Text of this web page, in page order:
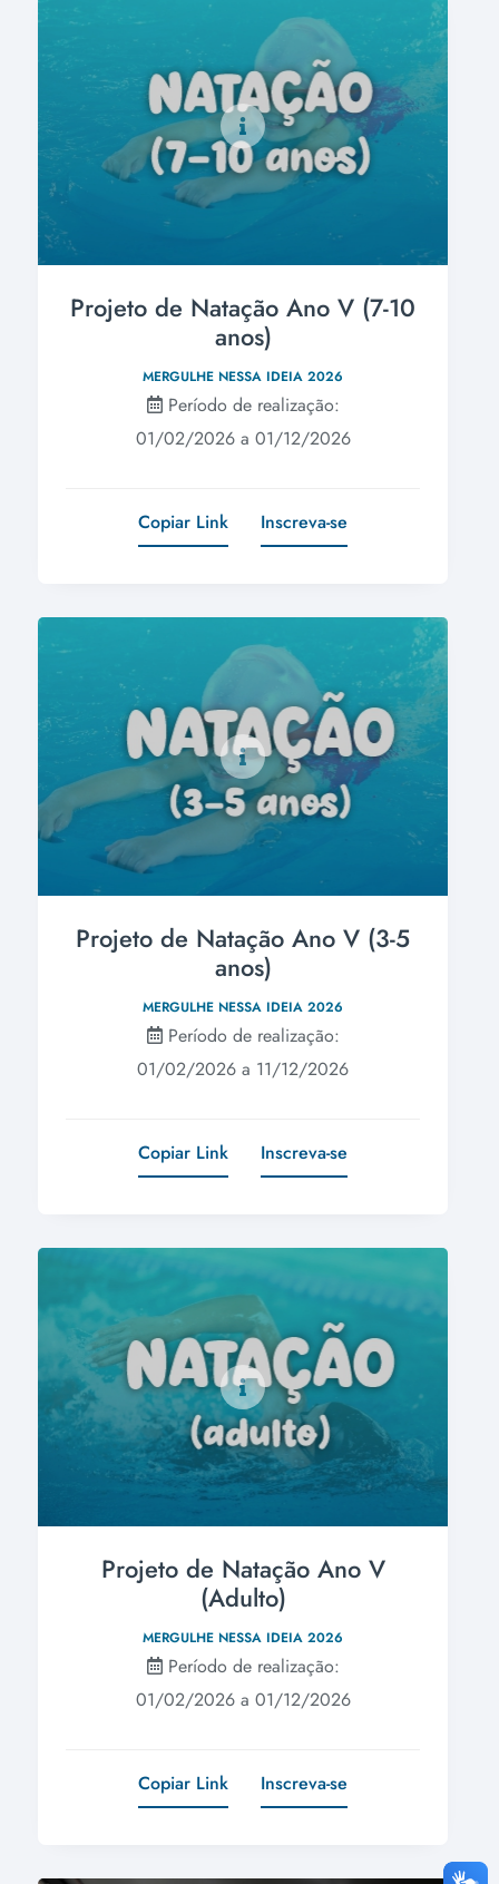
Projeto de Natação Ano V (7-10
anos)
MERGULHE NESSA IDEIA 2026
Período de realização:
01/02/2026 a 01/12/2026
Copiar Link Inscreva-se
Projeto de Natação Ano V (3-5
anos)
MERGULHE NESSA IDEIA 2026
Período de realização:
01/02/2026 a 11/12/2026
Copiar Link Inscreva-se
Projeto de Natação Ano V
(Adulto)
MERGULHE NESSA IDEIA 2026
Período de realização:
01/02/2026 a 01/12/2026
Copiar Link Inscreva-se